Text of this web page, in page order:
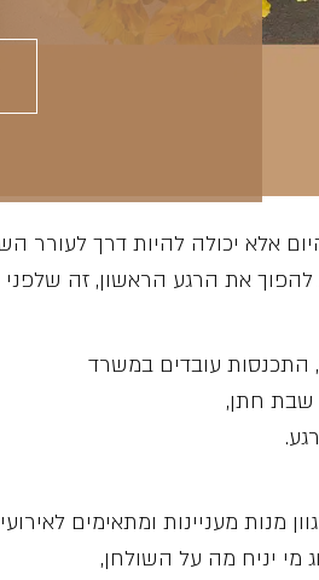
אלא יכולה להיות דרך לעורר
את הרגע הראשון, זה שלפני
התכנסות עובדים במשרד
שבת חתן,
מנות מעניינות ומתאימים
מי יניח מה על השולחן,